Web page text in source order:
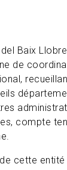
Baix
de
compte
cette